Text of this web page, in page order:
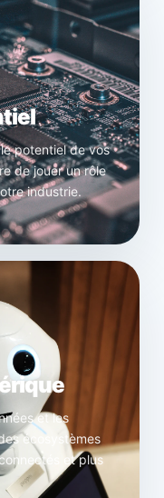
potentiel de vos
de jouer un rôle
industrie.
et les
écosystèmes
et plus